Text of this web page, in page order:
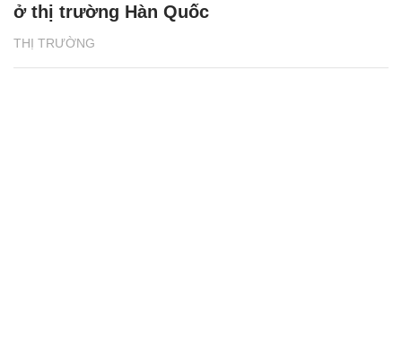
THỊ TRƯỜNG
ở thị trường Hàn Quốc